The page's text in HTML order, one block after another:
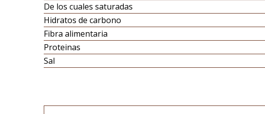
De los cuales saturadas
Hidratos de carbono
Fibra alimentaria
Proteinas
Sal